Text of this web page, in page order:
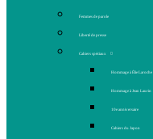
Femmes de parole
Liberté de presse
Cahiers spéciaux
Hommage à Élie Laroche
Hommage à Jean Laurin
10e anniversaire
Cahiers du Japon